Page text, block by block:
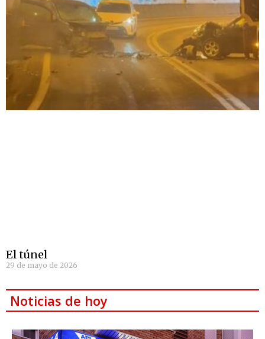
El túnel
29 de mayo de 2026
Noticias de hoy